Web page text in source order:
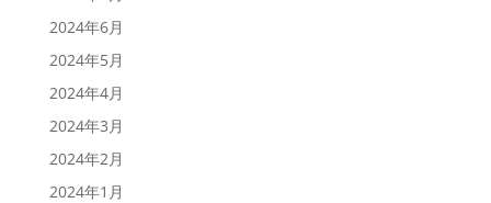
2024年6月
2024年5月
2024年4月
2024年3月
2024年2月
2024年1月